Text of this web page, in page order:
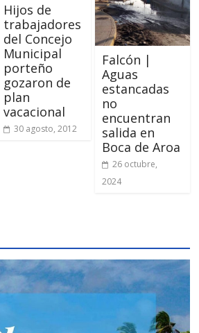
Hijos de
trabajadores
del Concejo
Municipal
porteño
gozaron de
plan
vacacional
30 agosto, 2012
Falcón |
Aguas
estancadas
no
encuentran
salida en
Boca de Aroa
26 octubre,
2024